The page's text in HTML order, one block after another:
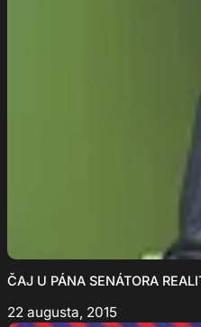
ČAJ U PÁNA SENÁTORA
22 augusta, 2015